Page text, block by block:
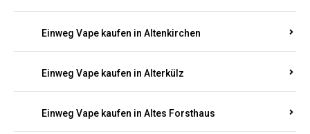
Einweg Vape kaufen in Altenkirchen
Einweg Vape kaufen in Alterkülz
Einweg Vape kaufen in Altes Forsthaus